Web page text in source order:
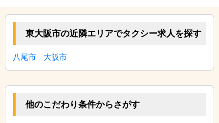
東大阪市の近隣エリアでタクシー求人を探す
八尾市 大阪市
他のこだわり条件からさがす